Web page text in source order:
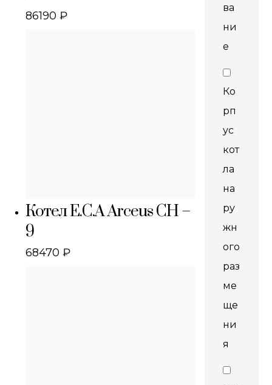
86190₽
Котел E.C.A Arceus CH –
9
68470₽
ва
ни
е
Ко
рп
ус
кот
ла
на
ру
жн
ого
раз
ме
ще
ни
я